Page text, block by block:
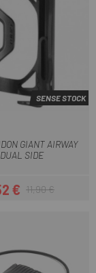
SENSE STOCK
GIANT AIRWAY
DUAL SIDE
Preu
€Preu regular
11,90 €